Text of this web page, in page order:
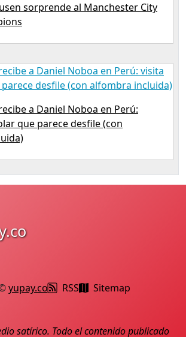
sorprende al Manchester City
a Daniel Noboa en Perú:
que parece desfile (con
yupay.co RSS Sitemap
satírico. Todo el contenido publicado